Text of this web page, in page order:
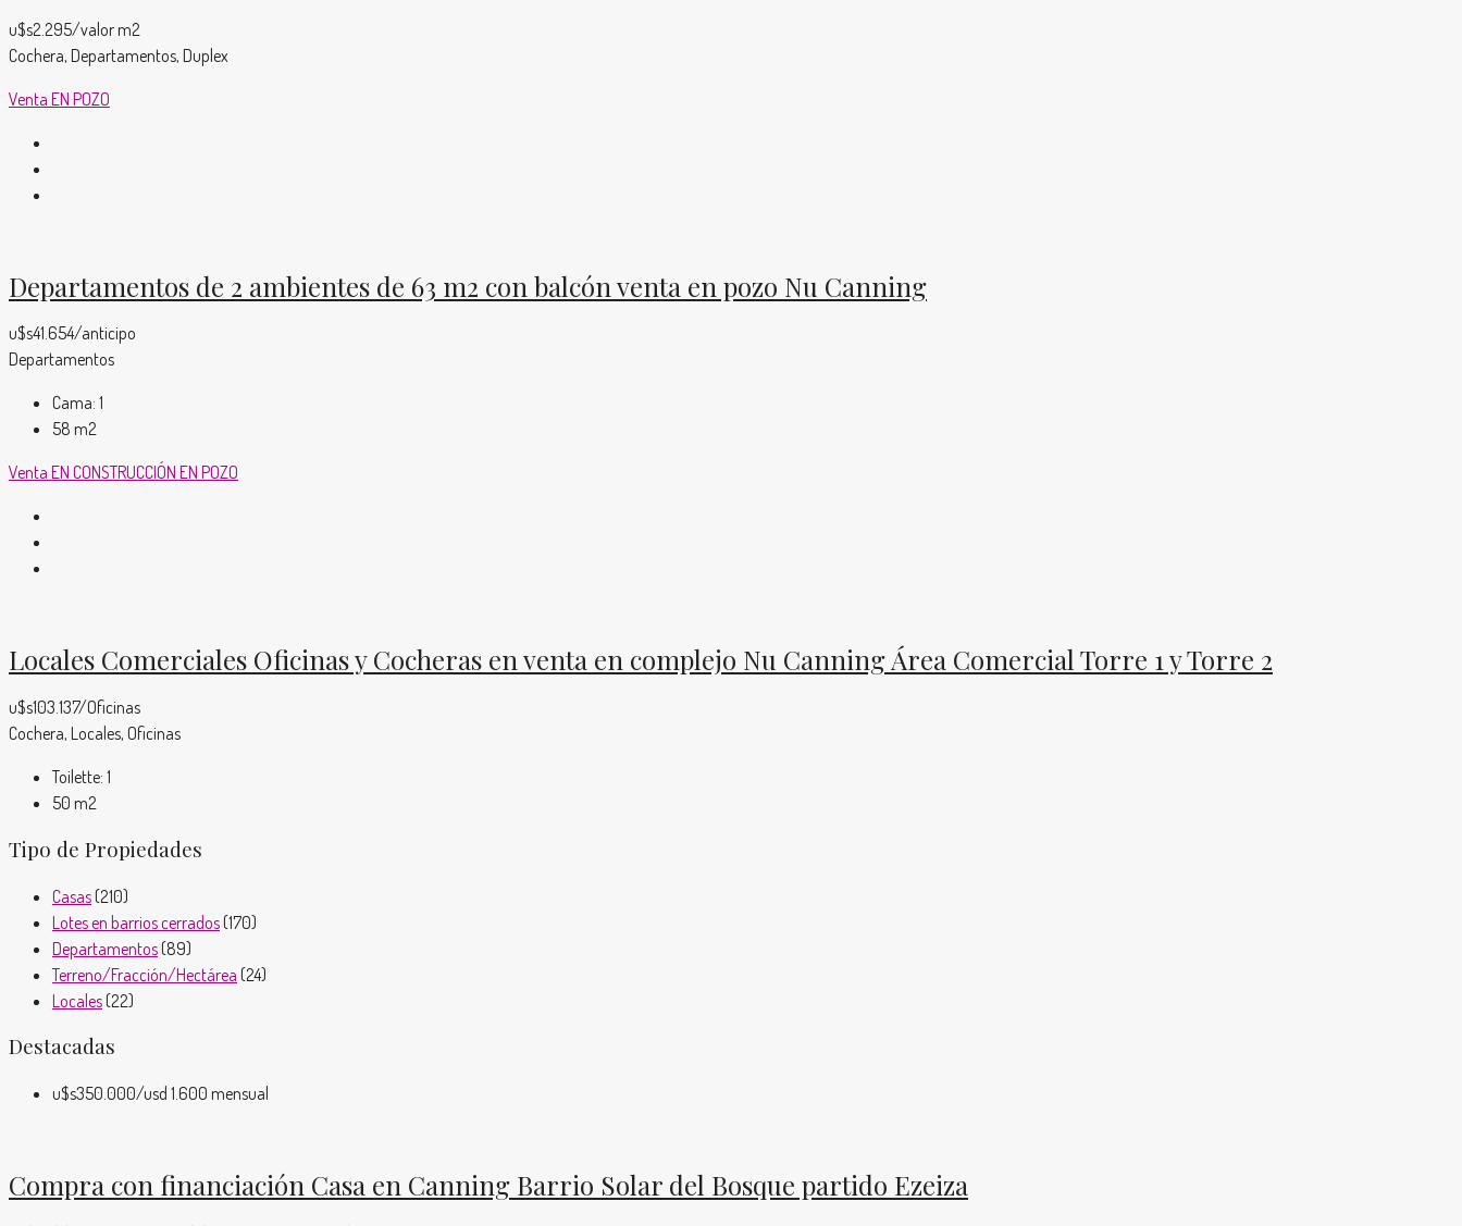
u$s2.295/valor m2
Cochera, Departamentos, Duplex
Venta EN POZO
Departamentos de 2 ambientes de 63 m2 con balcón venta en pozo Nu Canning
u$s41.654/anticipo
Departamentos
Cama: 1
58 m2
Venta EN CONSTRUCCIÓN EN POZO
Locales Comerciales Oficinas y Cocheras en venta en complejo Nu Canning Área Comercial Torre 1 y Torre 2
u$s103.137/Oficinas
Cochera, Locales, Oficinas
Toilette: 1
50 m2
Tipo de Propiedades
Casas(210)
Lotes en barrios cerrados(170)
Departamentos(89)
Terreno/Fracción/Hectárea (24)
Locales(22)
Destacadas
u$s350.000/usd 1.600 mensual
Compra con financiación Casa en Canning Barrio Solar del Bosque partido Ezeiza